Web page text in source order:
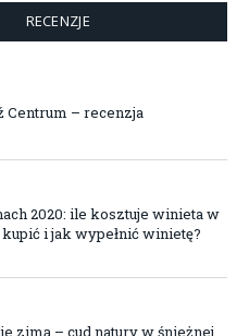
RECENZJE
Centrum – recenzja
2020: ile kosztuje winieta w
i jak wypełnić winietę?
zimą – cud natury w śnieżnej